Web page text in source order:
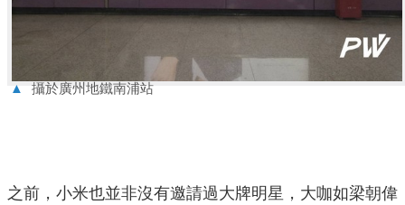
▲ 攝於廣州地鐵南浦站
之前，小米也並非沒有邀請過大牌明星，大咖如梁朝偉